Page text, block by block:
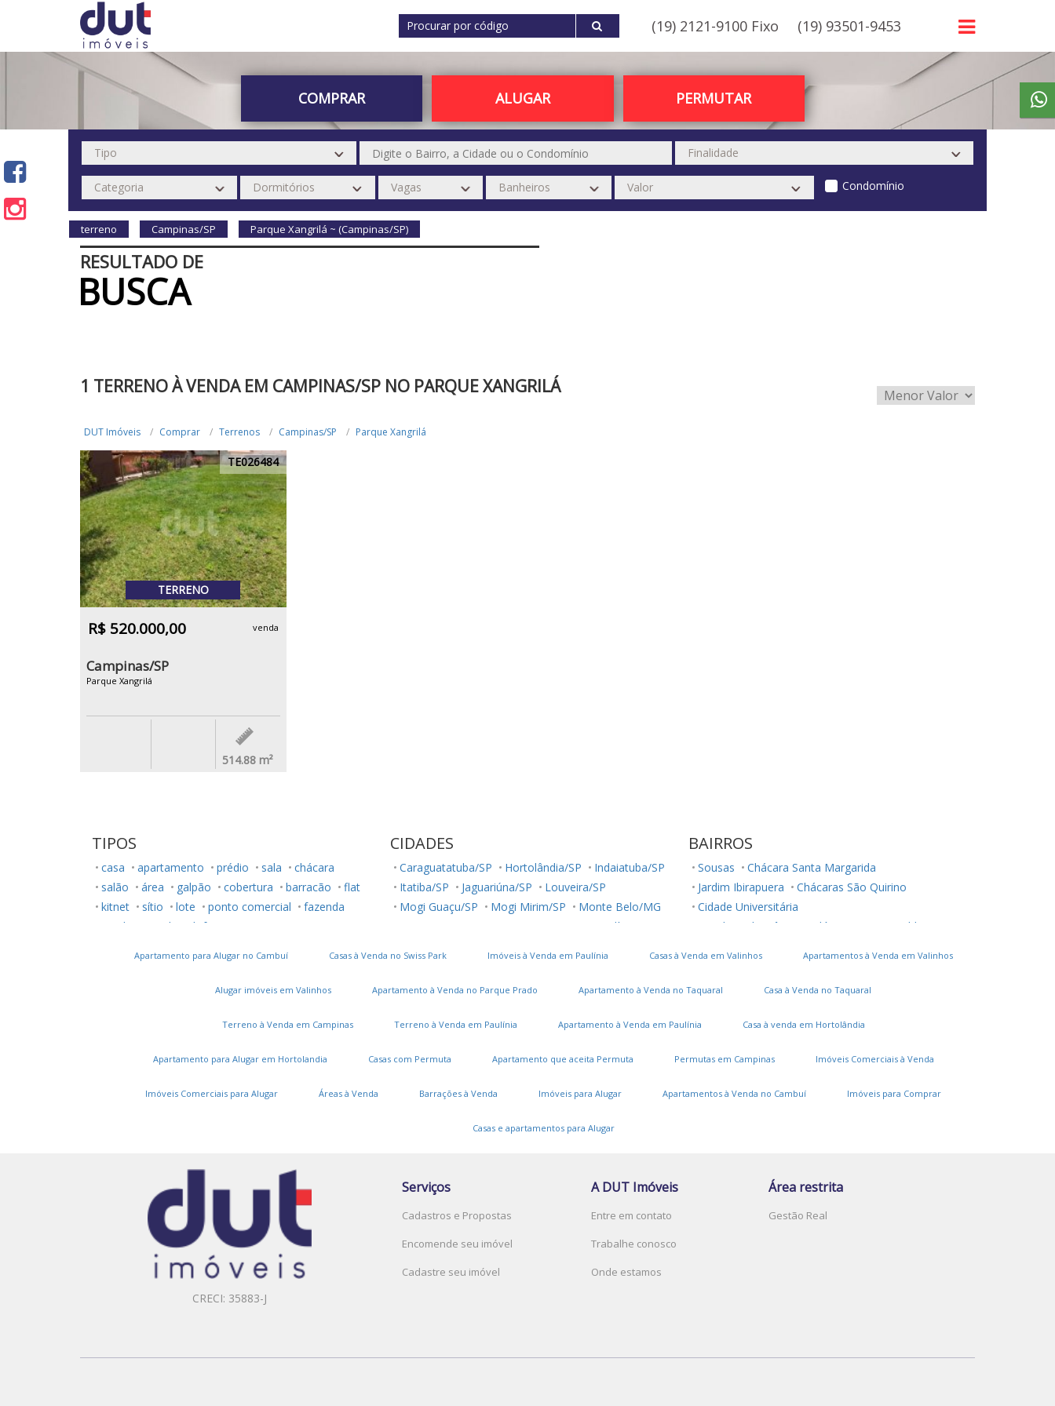
(19) 2121-9100 Fixo (19) 93501-9453
COMPRAR ALUGAR PERMUTAR
Condomínio
terreno Campinas/SP Parque Xangrilá ~ (Campinas/SP)
RESULTADO DE
BUSCA
1 TERRENO À VENDA EM CAMPINAS/SP NO PARQUE XANGRILÁ
DUT Imóveis Comprar Terrenos Campinas/SP Parque Xangrilá
TE026484
TERRENO
R$ 520.000,00 venda
Campinas/SP
Parque Xangrilá
514.88 m²
TIPOS
casa apartamento prédio sala
chácara
salão
área galpão cobertura barracão
flat
kitnet
sítio lote ponto comercial
fazenda
rancho
studio loft
CIDADES
Caraguatatuba/SP Hortolândia/SP
Indaiatuba/SP
Itatiba/SP
Jaguariúna/SP
Louveira/SP
Mogi Guaçu/SP
Mogi Mirim/SP
Monte Belo/MG
Paulínia/SP
BAIRROS
Sousas
Chácara Santa Margarida
Jardim Ibirapuera
Chácaras São Quirino
Cidade Universitária
Residencial Estância Eudóxia (Barão Geraldo)
Chácaras Campos dos Amarais
Loteamento Parque São Martinho
Jardim Indianópolis
Parque Santa Bárbara
Jardim Paranapanema
Parque Taquaral
Loteamento Residencial Pedra Alta (Sousas)
Jardim Maria Rosa
Jardim Novo Campos Elíseos
Bairro das Palmeiras
Parque Imperador
Parque Rural Fazenda Santa Cândida
Apartamento para Alugar no Cambuí Casas à Venda no Swiss Park Imóveis à Venda em Paulínia Casas à Venda em Valinhos Apartamentos à Venda em Valinhos
Alugar imóveis em Valinhos Apartamento à Venda no Parque Prado Apartamento à Venda no Taquaral Casa à Venda no Taquaral
Terreno à Venda em Campinas Terreno à Venda em Paulínia Apartamento à Venda em Paulínia Casa à venda em Hortolândia
Apartamento para Alugar em Hortolandia Casas com Permuta Apartamento que aceita Permuta Permutas em Campinas Imóveis Comerciais à Venda
Imóveis Comerciais para Alugar Áreas à Venda Barrações à Venda Imóveis para Alugar Apartamentos à Venda no Cambuí Imóveis para Comprar
Casas e apartamentos para Alugar
CRECI: 35883-J
Serviços
Cadastros e Propostas
Encomende seu imóvel
Cadastre seu imóvel
A DUT Imóveis
Entre em contato
Trabalhe conosco
Onde estamos
Área restrita
Gestão Real